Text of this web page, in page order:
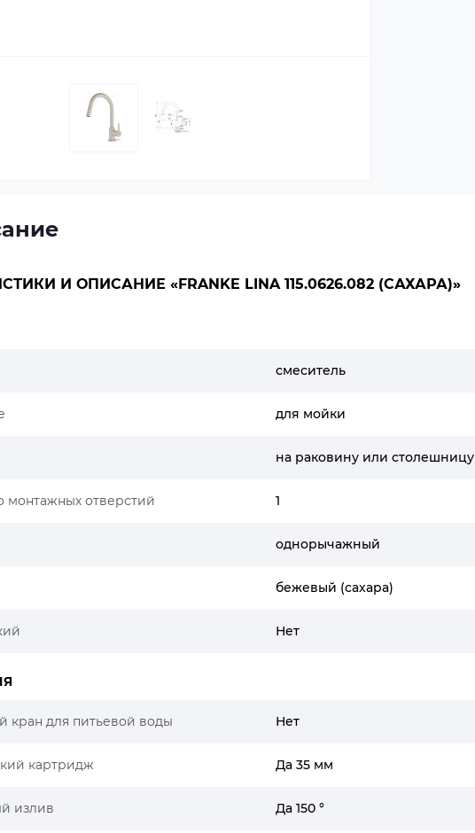
И ОПИСАНИЕ «FRANKE LINA 115.0626.082 (САХАРА)»
смеситель
для мойки
на раковину или столешницу
монтажных отверстий 1
однорычажный
бежевый (сахара)
Нет
кран для питьевой воды Нет
картридж Да 35 мм
излив Да 150 °